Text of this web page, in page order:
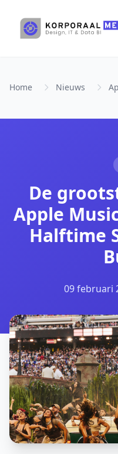
Home Nieuws
De
Apple
Halftime
09 februari